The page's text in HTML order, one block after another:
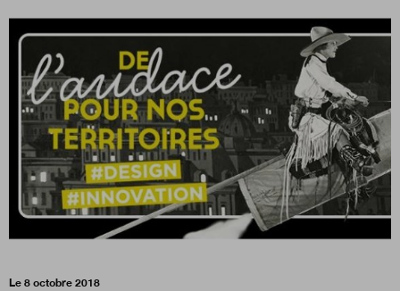
Numéros
Boutique
Qui sommes-nous ?
Nous contacter
Le 8 octobre 2018